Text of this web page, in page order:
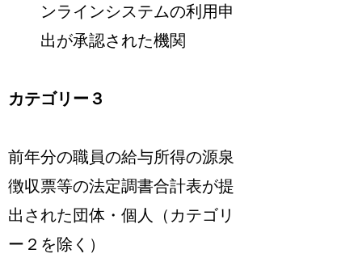
ンラインシステムの利用申
出が承認された機関
カテゴリー３
前年分の職員の給与所得の源泉
徴収票等の法定調書合計表が提
出された団体・個人（カテゴリ
ー２を除く）